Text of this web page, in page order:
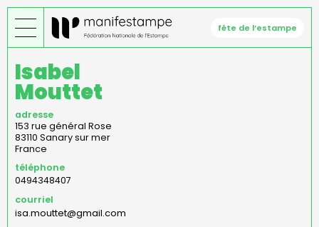
Aller
au
contenu
fête de l’estampe
Isabel
Mouttet
adresse
153 rue général Rose
83110 Sanary sur mer
France
téléphone
0494348407
courriel
isa.mouttet@gmail.com